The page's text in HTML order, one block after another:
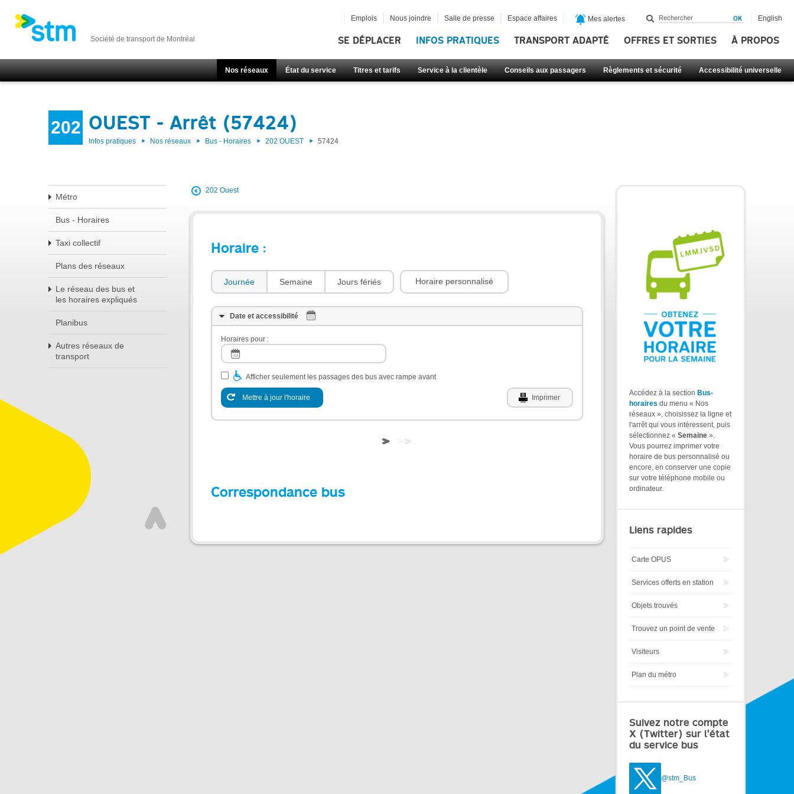
Société de transport de Montréal SE DÉPLACER INFOS PRATIQUES TRANSPORT ADAPTÉ OFFRES ET SORTIES À PROPOS
Nos réseaux État du service Titres et tarifs Service à la clientèle Conseils aux passagers Règlements et sécurité Accessibilité universelle
Emplois Nous joindre Salle de presse Espace affaires Mes alertes English
202 OUEST - Arrêt (57424)
Infos pratiques Nos réseaux Bus - Horaires 202 OUEST 57424
Métro
Bus - Horaires
Taxi collectif
Plans des réseaux
Le réseau des bus et
les horaires expliqués
Planibus
Autres réseaux de
transport
202 Ouest
Horaire :
Journée Semaine Jours fériés Horaire personnalisé
Date et accessibilité
Horaires pour :
Afficher seulement les passages des bus avec rampe avant
Mettre à jour l'horaire Imprimer
Correspondance bus
Accédez à la section Bus-
horaires du menu « Nos
réseaux », choisissez la ligne et
l'arrêt qui vous intéressent, puis
sélectionnez « Semaine ».
Vous pourrez imprimer votre
horaire de bus personnalisé ou
encore, en conserver une copie
sur votre téléphone mobile ou
ordinateur.
Liens rapides
Carte OPUS
Services offerts en station
Objets trouvés
Trouvez un point de vente
Visiteurs
Plan du métro
Suivez notre compte
X (Twitter) sur l'état
du service bus
@stm_Bus